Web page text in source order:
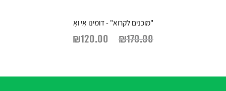
"מוכנים לקרוא" - דומינו אִי ואֶ
₪170.00
₪120.00